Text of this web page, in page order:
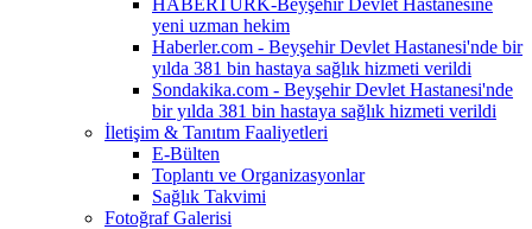
yeni uzman hekim
Haberler.com - Beyşehir Devlet Hastanesi'nde bir
yılda 381 bin hastaya sağlık hizmeti verildi
Sondakika.com - Beyşehir Devlet Hastanesi'nde
bir yılda 381 bin hastaya sağlık hizmeti verildi
İletişim & Tanıtım Faaliyetleri
E-Bülten
Toplantı ve Organizasyonlar
Sağlık Takvimi
Fotoğraf Galerisi